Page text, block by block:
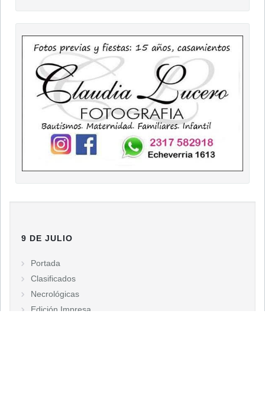
9 DE JULIO
Portada
Clasificados
Necrológicas
Edición Impresa